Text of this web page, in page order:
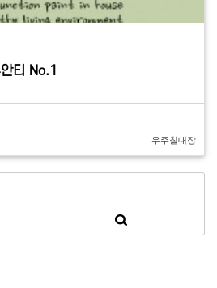
티 No.1
우주칠대장